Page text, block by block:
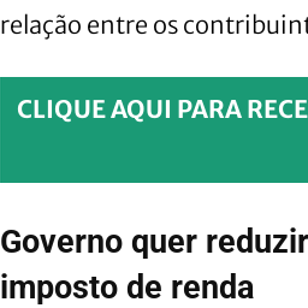
relação entre os
CLIQUE AQUI PARA
Governo quer
imposto de renda